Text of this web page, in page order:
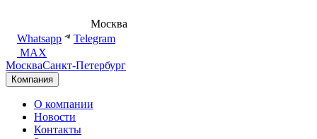
Москва
Whatsapp
Telegram
MAX
МоскваСанкт-Петербург
Компания
О компании
Новости
Контакты